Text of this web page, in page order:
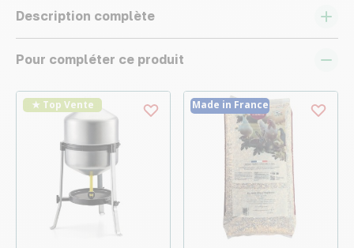
Description complète
Pour compléter ce produit
★ Top Vente Made in France